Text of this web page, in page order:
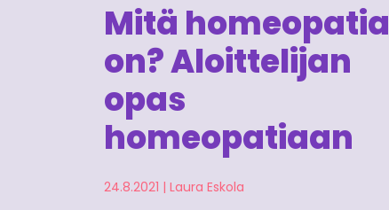
Mitä homeopatia
on? Aloittelijan
opas
homeopatiaan
24.8.2021 | Laura Eskola